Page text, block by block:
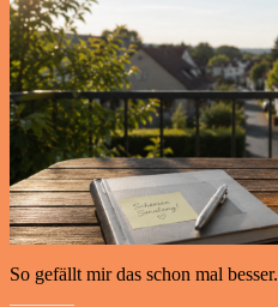
So gefällt mir das schon mal besser.